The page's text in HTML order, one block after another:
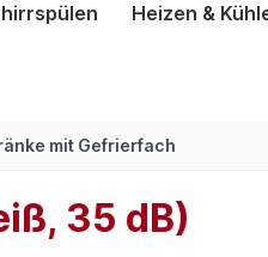
Heizen &
mit Gefrierfach
35 dB)